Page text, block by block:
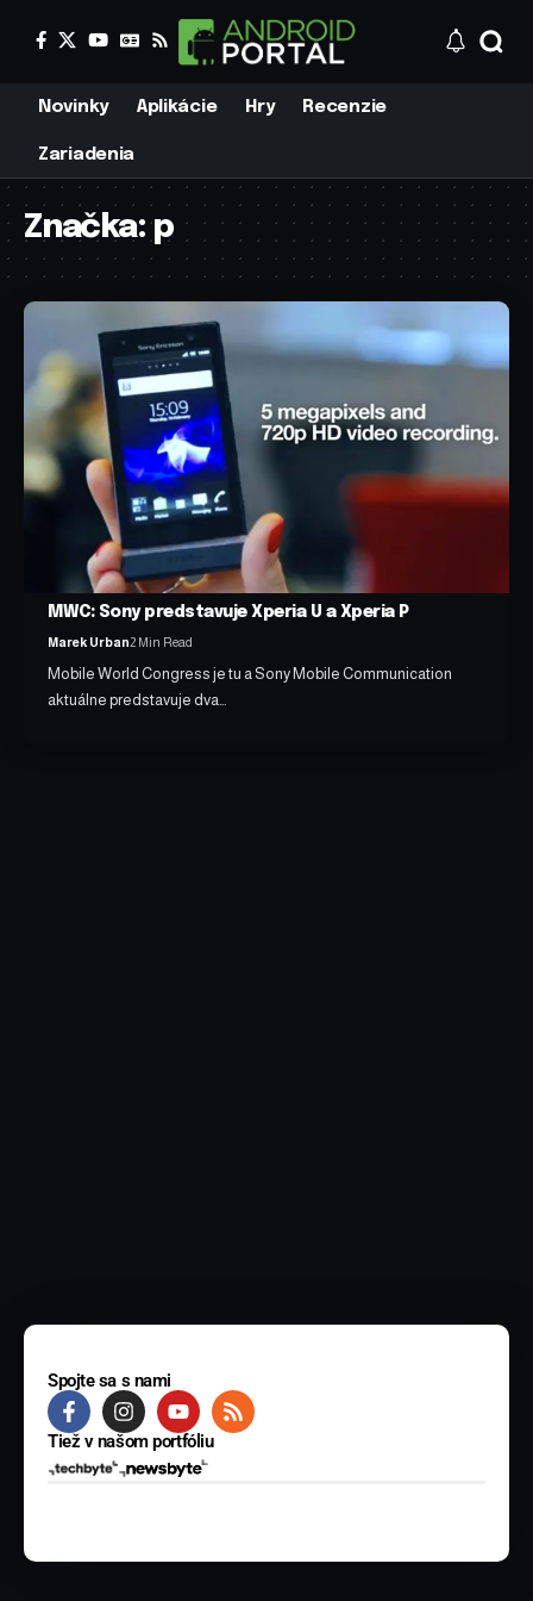
Novinky Aplikácie Hry Recenzie
Zariadenia
Značka:p
MWC: Sony predstavuje Xperia U a Xperia P
Marek Urban2 Min Read
Mobile World Congress je tu a Sony Mobile Communication
aktuálne predstavuje dva…
Spojte sa s nami
Tiež v našom portfóliu